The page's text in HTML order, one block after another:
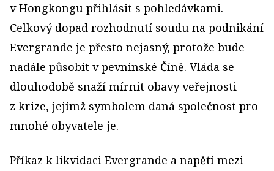
v Hongkongu přihlásit s pohledávkami.
Celkový dopad rozhodnutí soudu na podnikání
Evergrande je přesto nejasný, protože bude
nadále působit v pevninské Číně. Vláda se
dlouhodobě snaží mírnit obavy veřejnosti
z krize, jejímž symbolem daná společnost pro
mnohé obyvatele je.
Příkaz k likvidaci Evergrande a napětí mezi